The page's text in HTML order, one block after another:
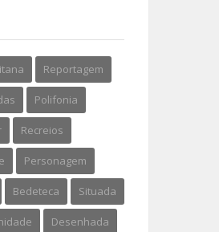
Reportagem
Polifonia
Recreios
Personagem
Bedeteca Situada
Desenhada